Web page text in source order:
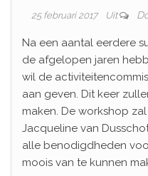
25 februari 2017 Uit
Na een aantal eerdere
de afgelopen jaren
wil de
aan geven. Dit keer
maken. De workshop
Jacqueline van
alle benodigdheden
moois van te kunnen